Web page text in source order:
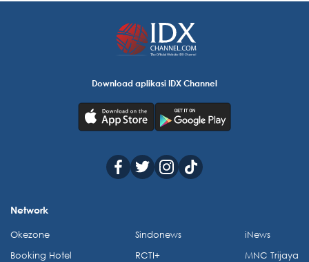
Download aplikasi IDX Channel
Network
Okezone
Booking Hotel
Sindonews
RCTI+
iNews
MNC Trijaya